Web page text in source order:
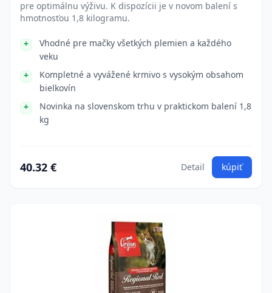
pre optimálnu výživu. K dispozícii je v novom balení s
hmotnosťou 1,8 kilogramu.
Vhodné pre mačky všetkých plemien a každého
veku
Kompletné a vyvážené krmivo s vysokým obsahom
bielkovín
Novinka na slovenskom trhu v praktickom balení 1,8
kg
40.32 € Detail kúpiť